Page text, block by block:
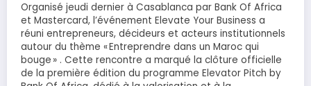
Organisé jeudi dernier à Casablanca par Bank Of Africa
et Mastercard, l’événement Elevate Your Business a
réuni entrepreneurs, décideurs et acteurs institutionnels
autour du thème « Entreprendre dans un Maroc qui
bouge » . Cette rencontre a marqué la clôture officielle
de la première édition du programme Elevator Pitch by